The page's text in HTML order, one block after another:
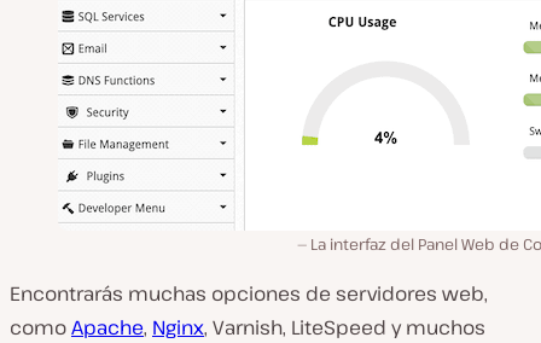
La interfaz del Panel Web de
Encontrarás muchas opciones de servidores web,
comoApache, Nginx, Varnish, LiteSpeed y muchos